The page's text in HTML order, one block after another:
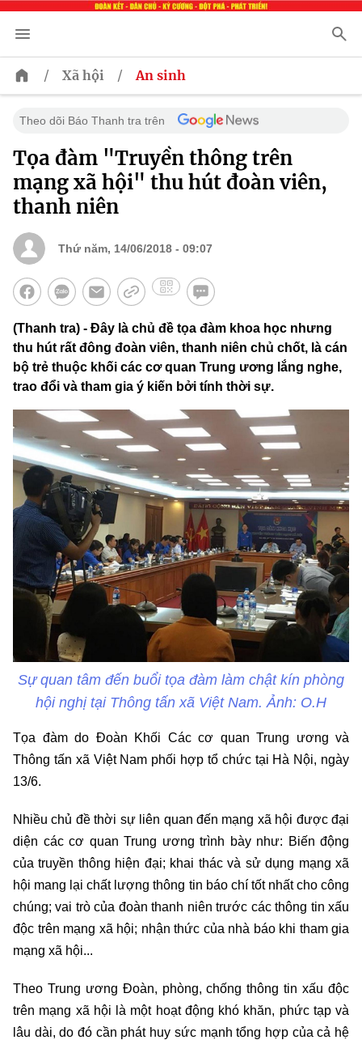
/ Xã hội / An sinh
Theo dõi Báo Thanh tra trên
Tọa đàm "Truyền thông trên
mạng xã hội" thu hút đoàn viên,
thanh niên
Thứ năm, 14/06/2018 - 09:07
(Thanh tra) - Đây là chủ đề tọa đàm khoa học nhưng
thu hút rất đông đoàn viên, thanh niên chủ chốt, là cán
bộ trẻ thuộc khối các cơ quan Trung ương lắng nghe,
trao đổi và tham gia ý kiến bởi tính thời sự.
Sự quan tâm đến buổi tọa đàm làm chật kín phòng
hội nghị tại Thông tấn xã Việt Nam. Ảnh: O.H
Tọa đàm do Đoàn Khối Các cơ quan Trung ương và
Thông tấn xã Việt Nam phối hợp tổ chức tại Hà Nội, ngày
13/6.
Nhiều chủ đề thời sự liên quan đến mạng xã hội được đại
diện các cơ quan Trung ương trình bày như: Biến động
của truyền thông hiện đại; khai thác và sử dụng mạng xã
hội mang lại chất lượng thông tin báo chí tốt nhất cho công
chúng; vai trò của đoàn thanh niên trước các thông tin xấu
độc trên mạng xã hội; nhận thức của nhà báo khi tham gia
mạng xã hội...
Theo Trung ương Đoàn, phòng, chống thông tin xấu độc
trên mạng xã hội là một hoạt động khó khăn, phức tạp và
lâu dài, do đó cần phát huy sức mạnh tổng hợp của cả hệ